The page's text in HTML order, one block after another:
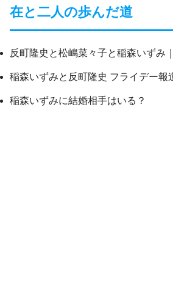
在と二人の歩んだ道
反町隆史と松嶋菜々子と稲森いずみ
稲森いずみと反町隆史 フライデー報
稲森いずみに結婚相手はいる？